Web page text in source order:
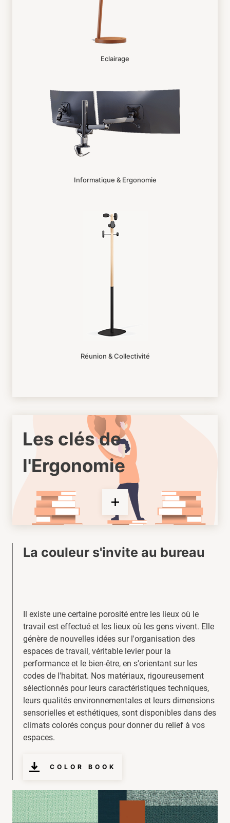
Eclairage
Informatique & Ergonomie
Réunion & Collectivité
Les clés de
l'Ergonomie
La couleur s'invite au bureau
Il existe une certaine porosité entre les lieux où le
travail est effectué et les lieux où les gens vivent. Elle
génère de nouvelles idées sur l'organisation des
espaces de travail, véritable levier pour la
performance et le bien-être, en s'orientant sur les
codes de l'habitat. Nos matériaux, rigoureusement
sélectionnés pour leurs caractéristiques techniques,
leurs qualités environnementales et leurs dimensions
sensorielles et esthétiques, sont disponibles dans des
climats colorés conçus pour donner du relief à vos
espaces.
COLOR BOOK